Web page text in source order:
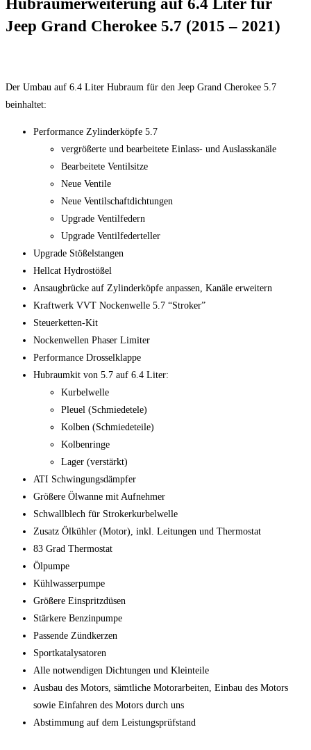
Hubraumerweiterung auf 6.4 Liter für
Jeep Grand Cherokee 5.7 (2015 – 2021)
Der Umbau auf 6.4 Liter Hubraum für den Jeep Grand Cherokee 5.7
beinhaltet:
Performance Zylinderköpfe 5.7
vergrößerte und bearbeitete Einlass- und Auslasskanäle
Bearbeitete Ventilsitze
Neue Ventile
Neue Ventilschaftdichtungen
Upgrade Ventilfedern
Upgrade Ventilfederteller
Upgrade Stößelstangen
Hellcat Hydrostößel
Ansaugbrücke auf Zylinderköpfe anpassen, Kanäle erweitern
Kraftwerk VVT Nockenwelle 5.7 “Stroker”
Steuerketten-Kit
Nockenwellen Phaser Limiter
Performance Drosselklappe
Hubraumkit von 5.7 auf 6.4 Liter:
Kurbelwelle
Pleuel (Schmiedetele)
Kolben (Schmiedeteile)
Kolbenringe
Lager (verstärkt)
ATI Schwingungsdämpfer
Größere Ölwanne mit Aufnehmer
Schwallblech für Strokerkurbelwelle
Zusatz Ölkühler (Motor), inkl. Leitungen und Thermostat
83 Grad Thermostat
Ölpumpe
Kühlwasserpumpe
Größere Einspritzdüsen
Stärkere Benzinpumpe
Passende Zündkerzen
Sportkatalysatoren
Alle notwendigen Dichtungen und Kleinteile
Ausbau des Motors, sämtliche Motorarbeiten, Einbau des Motors
sowie Einfahren des Motors durch uns
Abstimmung auf dem Leistungsprüfstand